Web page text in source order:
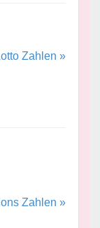
Zahlen »
Zahlen »